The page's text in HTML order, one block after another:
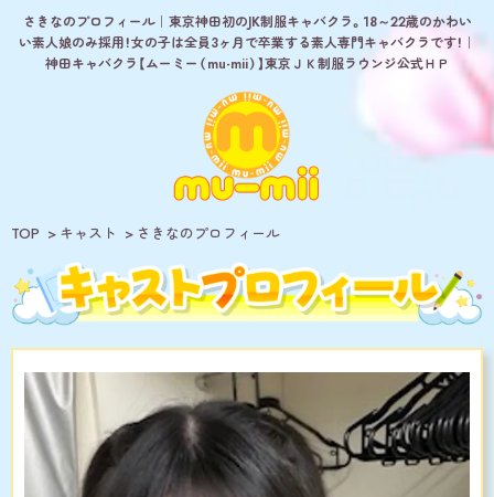
さきなのプロフィール｜東京神田初のJK制服キャバクラ。18～22歳のかわい
い素人娘のみ採用！女の子は全員3ヶ月で卒業する素人専門キャバクラです！｜
神田キャバクラ【ムーミー（mu-mii）】東京ＪＫ制服ラウンジ公式ＨＰ
TOP キャスト さきなのプロフィール